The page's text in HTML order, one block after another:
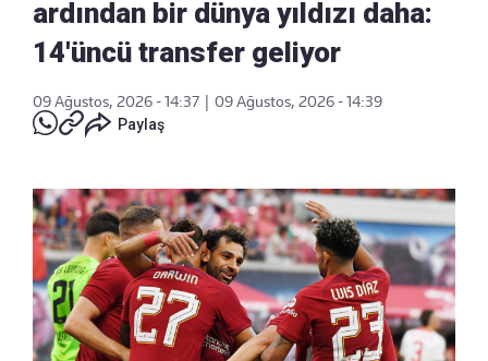
ardından bir dünya yıldızı daha:
14'üncü transfer geliyor
09 Ağustos, 2026 - 14:37
09 Ağustos, 2026 - 14:39
Paylaş